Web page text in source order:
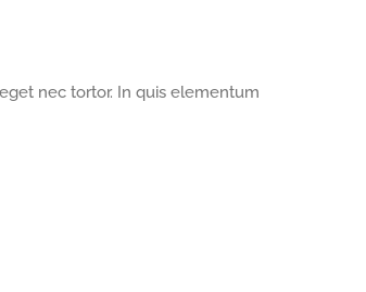
nec tortor. In quis elementum